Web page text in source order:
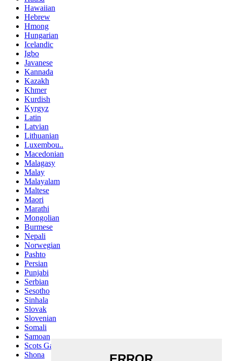
Hawaiian
Hebrew
Hmong
Hungarian
Icelandic
Igbo
Javanese
Kannada
Kazakh
Khmer
Kurdish
Kyrgyz
Latin
Latvian
Lithuanian
Luxembou..
Macedonian
Malagasy
Malay
Malayalam
Maltese
Maori
Marathi
Mongolian
Burmese
Nepali
Norwegian
Pashto
Persian
Punjabi
Serbian
Sesotho
Sinhala
Slovak
Slovenian
Somali
Samoan
Scots Gaelic
Shona